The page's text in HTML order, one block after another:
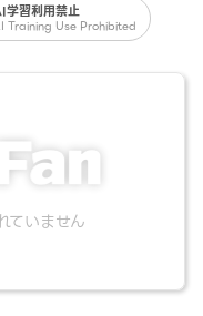
学習利用禁止
Training Use Prohibited
ていません